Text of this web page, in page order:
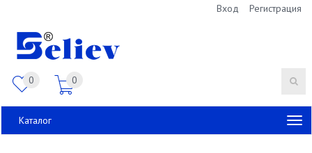
Вход Регистрация
0 0
Каталог